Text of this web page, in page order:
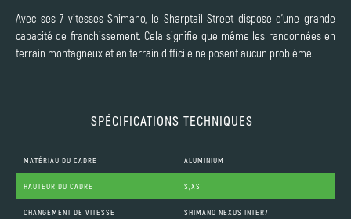
Avec ses 7 vitesses Shimano, le Sharptail Street dispose d'une grande
capacité de franchissement. Cela signifie que même les randonnées en
terrain montagneux et en terrain difficile ne posent aucun problème.
SPÉCIFICATIONS TECHNIQUES
MATÉRIAU DU CADRE ALUMINIUM
HAUTEUR DU CADRE S,XS
CHANGEMENT DE VITESSE SHIMANO NEXUS INTER7